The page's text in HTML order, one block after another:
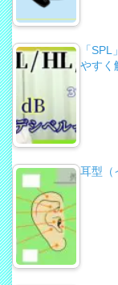
「
やすく
耳型（